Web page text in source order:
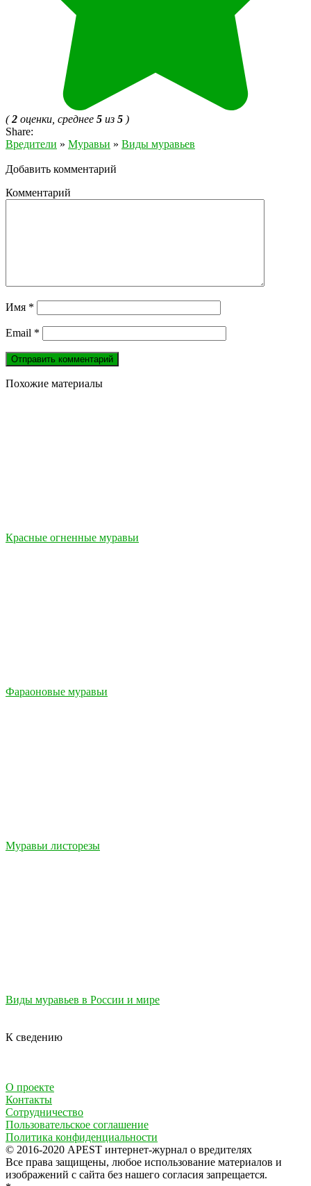
(2 оценки, среднее 5 из 5 )
Share:
Вредители » Муравьи » Виды муравьев
Добавить комментарий
Комментарий
Имя *
Email *
Похожие материалы
Красные огненные муравьи
Фараоновые муравьи
Муравьи листорезы
Виды муравьев в России и мире
К сведению
О проекте
Контакты
Сотрудничество
Пользовательское соглашение
Политика конфиденциальности
© 2016-2020 APEST интернет-журнал о вредителях
Все права защищены, любое использование материалов и
изображений с сайта без нашего согласия запрещается.